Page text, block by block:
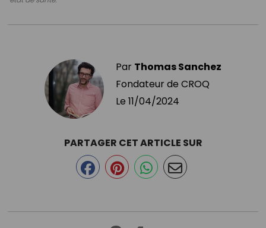
Par Thomas Sanchez
Fondateur de CROQ
Le 11/04/2024
PARTAGER CET ARTICLE SUR